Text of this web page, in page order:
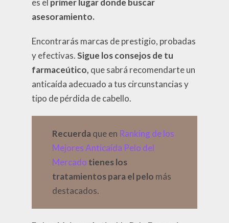
es el primer lugar donde buscar
asesoramiento.
Encontrarás marcas de prestigio, probadas
y efectivas.Sigue los consejos de tu
farmaceútico, que sabrá recomendarte un
anticaída adecuado a tus circunstancias y
tipo de pérdida de cabello.
Recuerda que en Ranking de los
Mejores Anticaída Pelo del
Mercado tienes los
tratamientos para el pelo más
destacados.